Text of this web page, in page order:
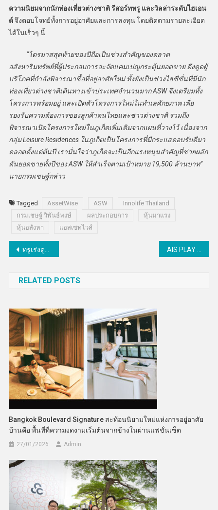
ความนิยมจากนักท่องเที่ยวต่างชาติ รีสอร์ทหรู และวิลล่าระดับไฮเอน
ด์จึงตอบโจทย์ทั้งการอยู่อาศัยและการลงทุน โดยติดตามรายละเอียด
ได้ในเร็วๆ นี้
“ไตรมาสสุดท้ายของปีถือเป็นช่วงสำคัญของตลาด
อสังหาริมทรัพย์ที่ผู้ประกอบการจะจัดแคมเปญกระตุ้นยอดขาย ดึงดูดผู้
บริโภคที่กำลังพิจารณาซื้อที่อยู่อาศัยใหม่ ทั้งยังเป็นช่วงไฮซีซั่นที่มีนัก
ท่องเที่ยวต่างชาติเดินทางเข้าประเทศจำนวนมาก ASW จึงเตรียมทั้ง
โครงการพร้อมอยู่ และเปิดตัวโครงการใหม่ในทำเลศักยภาพ เพื่อ
รองรับความต้องการของลูกค้าคนไทยและชาวต่างชาติ รวมถึง
พิจารณาเปิดโครงการใหม่ในภูเก็ตเพิ่มเติมจากแผนที่วางไว้ เนื่องจาก
กลุ่มLeisure Residences ในภูเก็ตเป็นโครงการที่มีกระแสตอบรับดีมา
ตลอดตั้งแต่ต้นปี เรามั่นใจว่าภูเก็ตจะเป็นอีกแรงหนุนสำคัญที่ช่วยผลัก
ดันยอดขายทั้งปีของASW ให้สำเร็จตามเป้าหมาย19,500ล้านบาท”
นายกรมเชษฐ์กล่าว
Tagged AssetWise ASW
Innolife Thailand
กรมเชษฐ์ วิพันธ์พงษ์
ผลประกอบการ
หุ้นมาแรง
หุ้นอสังหา
แอสเซทไวส์
แนะแนว
ทรูเร่งดูแลการสื่อสารมือถือในพื้นที่น้ำท่วม อ.ตรอน จ.อุตรดิตถ์ ช่วยบรรเทาความเดือดร้อนผู้ประสบอุทกภัย
RELATED POSTS
Bangkok Boulevard Signature สะท้อนนิยามใหม่แห่งการอยู่อาศัย
บ้านคือ พื้นที่ที่ความงดงามเริ่มต้นจากข้างในผ่านแฟชั่นเซ็ต
27/01/2026 Admin